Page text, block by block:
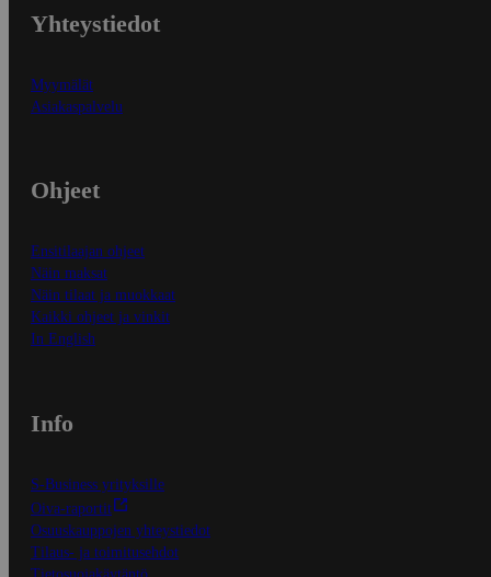
Yhteystiedot
Myymälät
Asiakaspalvelu
Ohjeet
Ensitilaajan ohjeet
Näin maksat
Näin tilaat ja muokkaat
Kaikki ohjeet ja vinkit
In English
Info
S-Business yrityksille
Oiva-raportit
Osuuskauppojen yhteystiedot
Tilaus- ja toimitusehdot